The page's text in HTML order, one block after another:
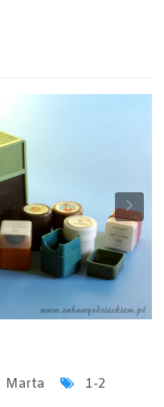
Marta 1-2